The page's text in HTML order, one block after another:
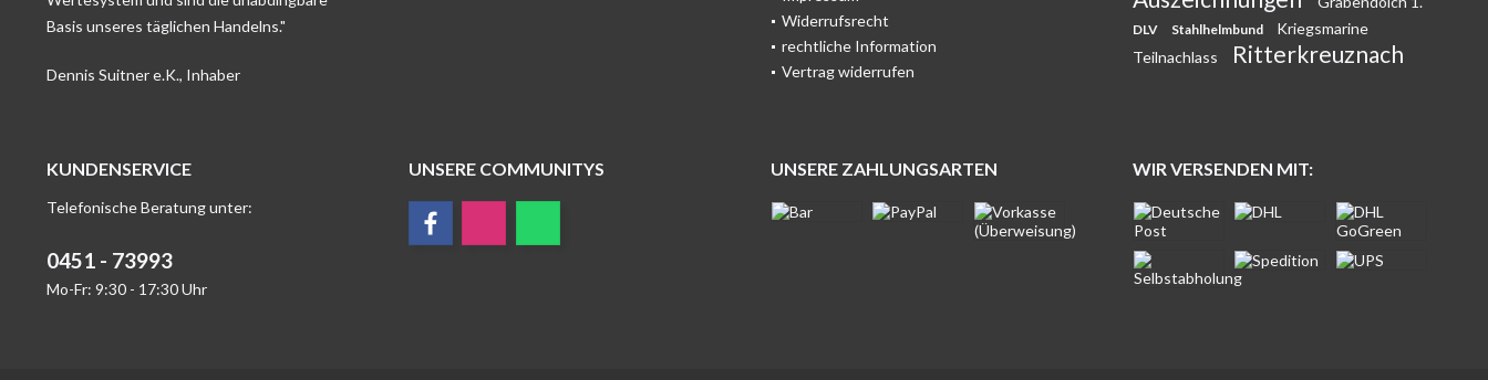
Basis unseres täglichen Handelns."
Dennis Suitner e.K., Inhaber
Widerrufsrecht
rechtliche Information
Vertrag widerrufen
DLV Stahlhelmbund
Kriegsmarine
Teilnachlass
Ritterkreuznach
KUNDENSERVICE
Telefonische Beratung unter:
0451 - 73993
Mo-Fr: 9:30 - 17:30 Uhr
UNSERE COMMUNITYS UNSERE ZAHLUNGSARTEN WIR VERSENDEN MIT: